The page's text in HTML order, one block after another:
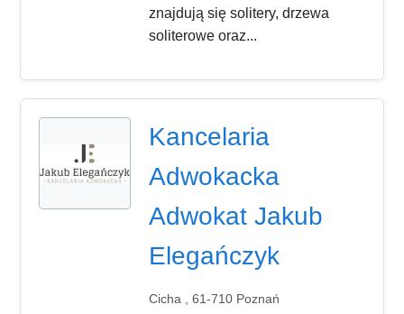
znajdują się solitery, drzewa
soliterowe oraz...
Kancelaria
Adwokacka
Adwokat Jakub
Elegańczyk
Cicha , 61-710 Poznań